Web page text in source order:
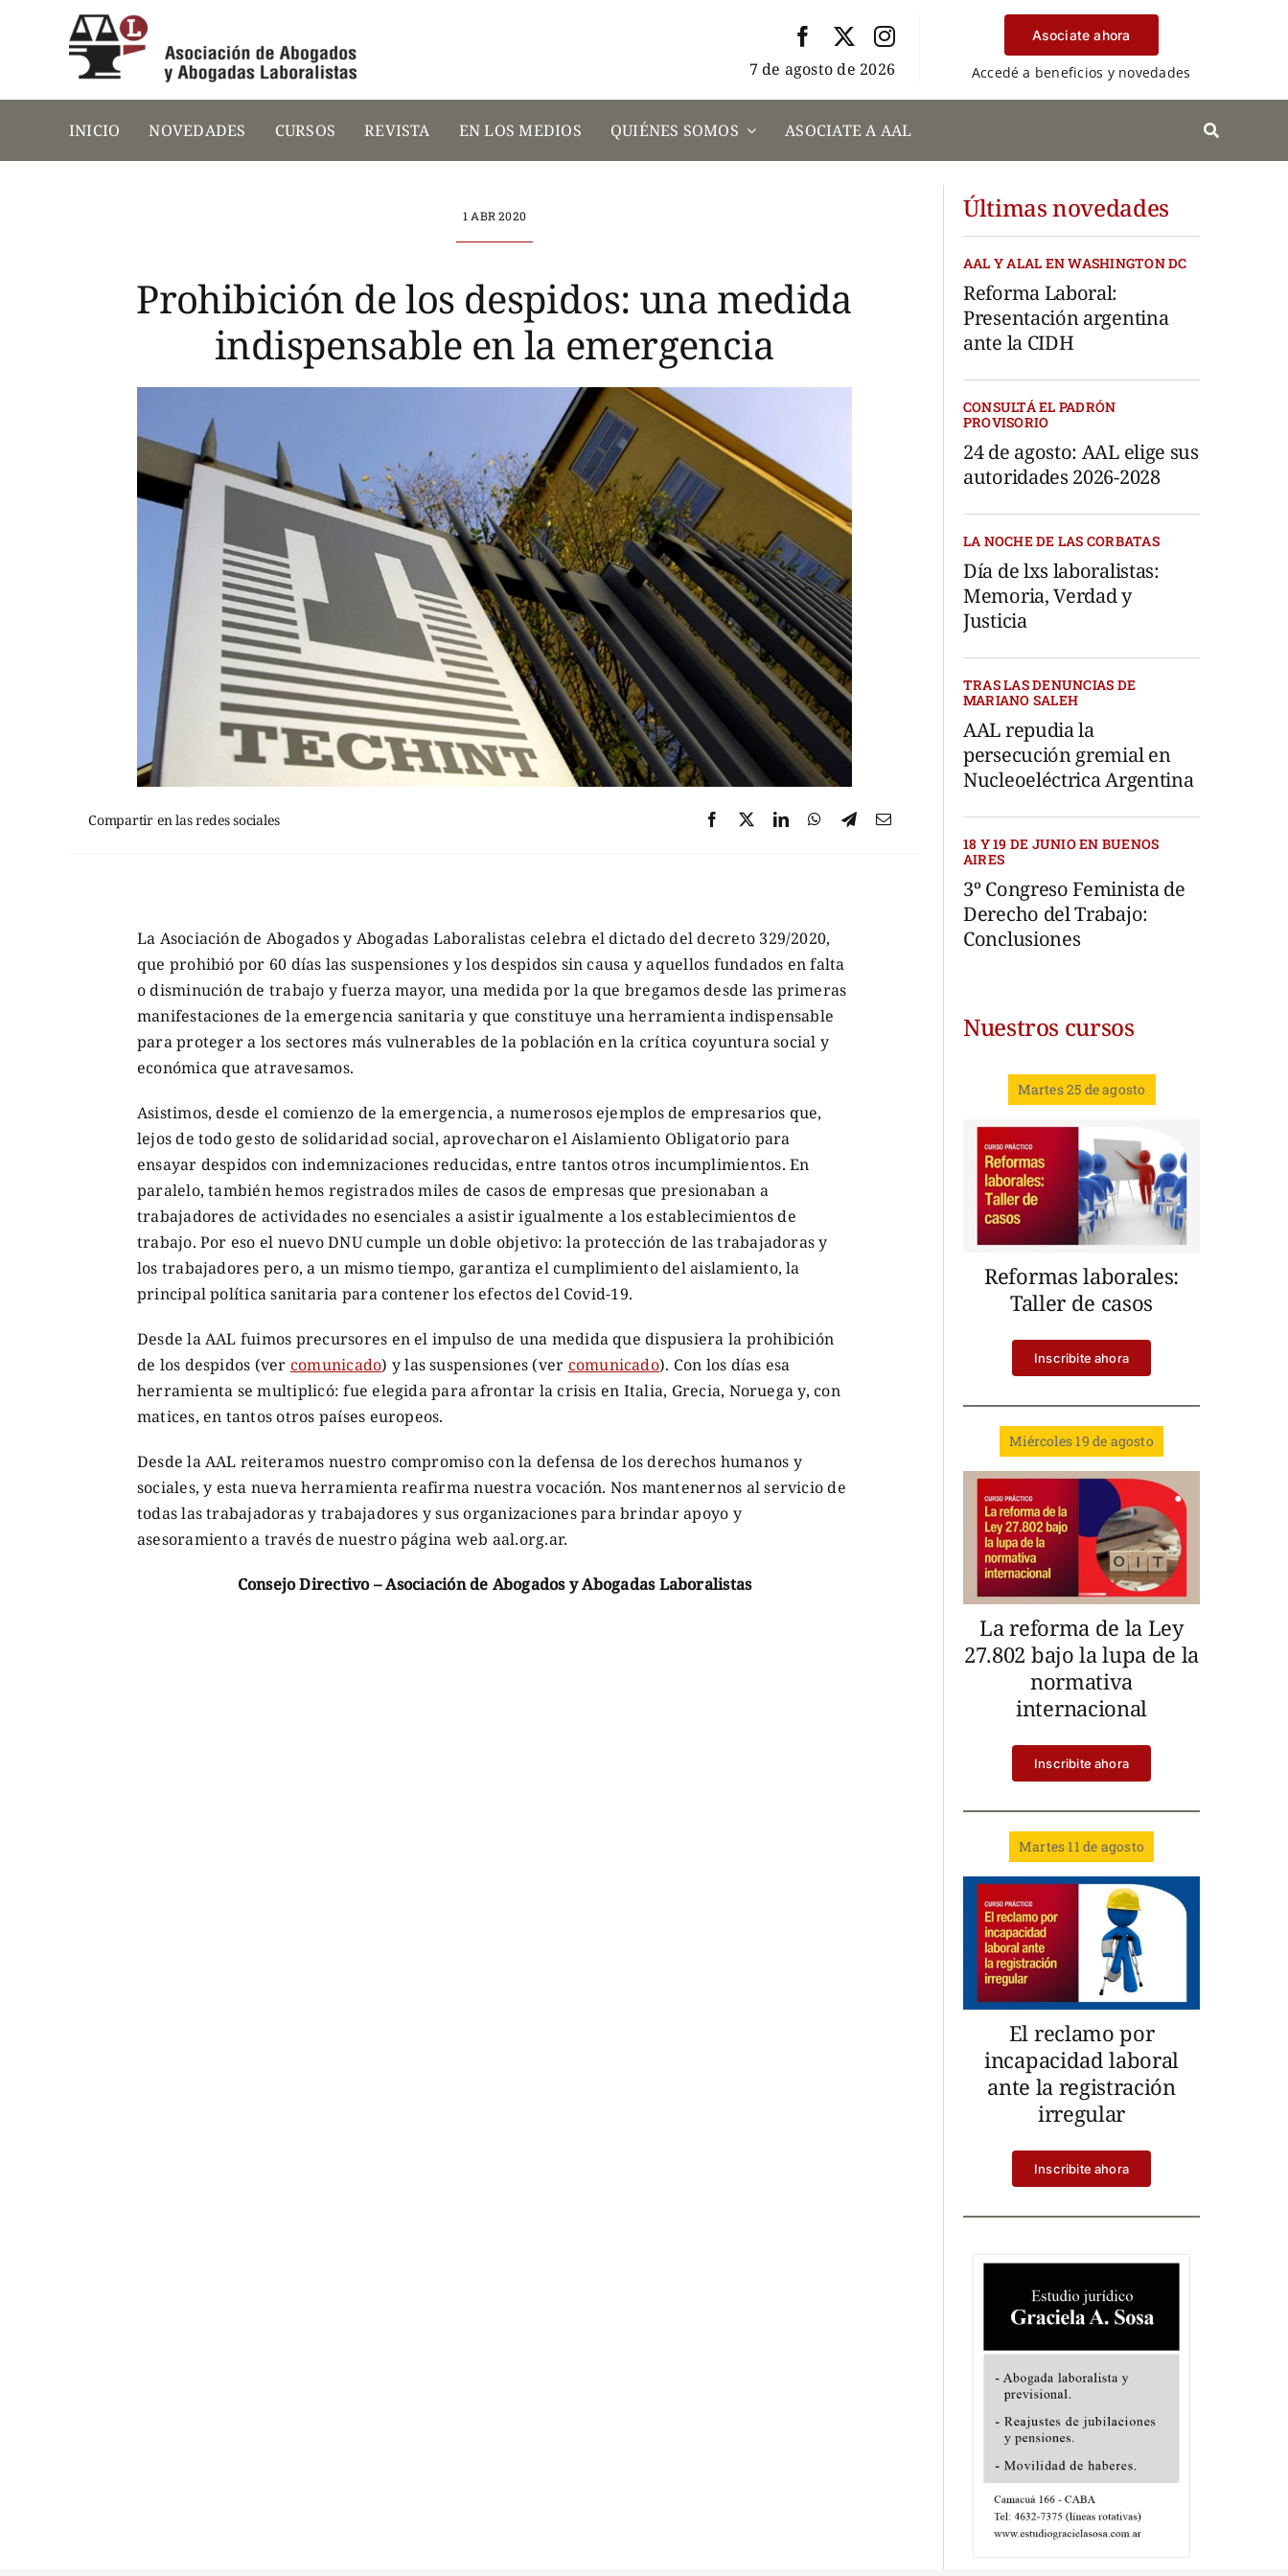
7 de agosto de 2026
Asociate ahora
Accedé a beneficios y novedades
INICIO NOVEDADES CURSOS REVISTA EN LOS MEDIOS QUIÉNES SOMOS ASOCIATE A AAL
1 ABR 2020
Prohibición de los despidos: una medida
indispensable en la emergencia
Compartir en las redes sociales
La Asociación de Abogados y Abogadas Laboralistas celebra el dictado del decreto 329/2020,
que prohibió por 60 días las suspensiones y los despidos sin causa y aquellos fundados en falta
o disminución de trabajo y fuerza mayor, una medida por la que bregamos desde las primeras
manifestaciones de la emergencia sanitaria y que constituye una herramienta indispensable
para proteger a los sectores más vulnerables de la población en la crítica coyuntura social y
económica que atravesamos.
Asistimos, desde el comienzo de la emergencia, a numerosos ejemplos de empresarios que,
lejos de todo gesto de solidaridad social, aprovecharon el Aislamiento Obligatorio para
ensayar despidos con indemnizaciones reducidas, entre tantos otros incumplimientos. En
paralelo, también hemos registrados miles de casos de empresas que presionaban a
trabajadores de actividades no esenciales a asistir igualmente a los establecimientos de
trabajo. Por eso el nuevo DNU cumple un doble objetivo: la protección de las trabajadoras y
los trabajadores pero, a un mismo tiempo, garantiza el cumplimiento del aislamiento, la
principal política sanitaria para contener los efectos del Covid-19.
Desde la AAL fuimos precursores en el impulso de una medida que dispusiera la prohibición
de los despidos (ver comunicado) y las suspensiones (ver comunicado). Con los días esa
herramienta se multiplicó: fue elegida para afrontar la crisis en Italia, Grecia, Noruega y, con
matices, en tantos otros países europeos.
Desde la AAL reiteramos nuestro compromiso con la defensa de los derechos humanos y
sociales, y esta nueva herramienta reafirma nuestra vocación. Nos mantenernos al servicio de
todas las trabajadoras y trabajadores y sus organizaciones para brindar apoyo y
asesoramiento a través de nuestro página web aal.org.ar.
Consejo Directivo – Asociación de Abogados y Abogadas Laboralistas
Últimas novedades
AAL Y ALAL EN WASHINGTON DC
Reforma Laboral:
Presentación argentina
ante la CIDH
CONSULTÁ EL PADRÓN
PROVISORIO
24 de agosto: AAL elige sus
autoridades 2026-2028
LA NOCHE DE LAS CORBATAS
Día de lxs laboralistas:
Memoria, Verdad y
Justicia
TRAS LAS DENUNCIAS DE
MARIANO SALEH
AAL repudia la
persecución gremial en
Nucleoeléctrica Argentina
18 Y 19 DE JUNIO EN BUENOS
AIRES
3º Congreso Feminista de
Derecho del Trabajo:
Conclusiones
Nuestros cursos
Martes 25 de agosto
Reformas laborales:
Taller de casos
Inscribite ahora
Miércoles 19 de agosto
La reforma de la Ley
27.802 bajo la lupa de la
normativa
internacional
Inscribite ahora
Martes 11 de agosto
El reclamo por
incapacidad laboral
ante la registración
irregular
Inscribite ahora